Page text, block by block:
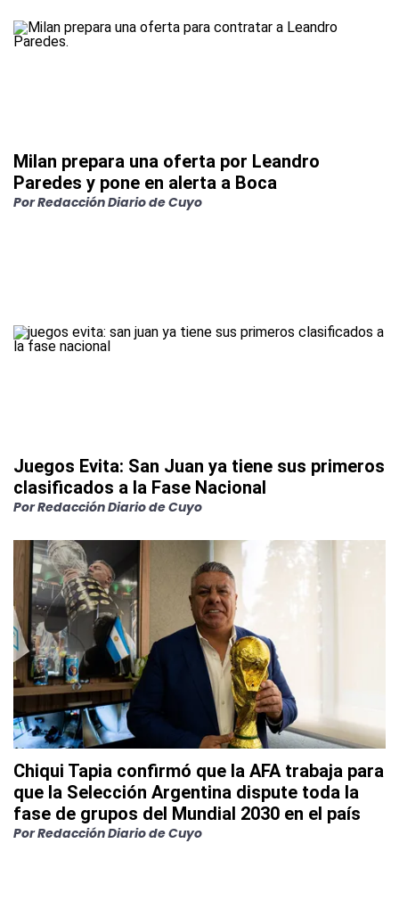
Milan prepara una oferta por Leandro
Paredes y pone en alerta a Boca
PorRedacción Diario de Cuyo
Juegos Evita: San Juan ya tiene sus primeros
clasificados a la Fase Nacional
PorRedacción Diario de Cuyo
Chiqui Tapia confirmó que la AFA trabaja para
que la Selección Argentina dispute toda la
fase de grupos del Mundial 2030 en el país
PorRedacción Diario de Cuyo